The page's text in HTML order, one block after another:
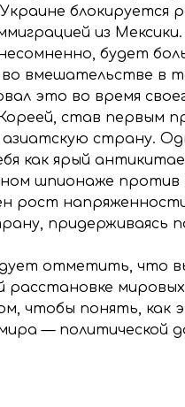
блокируется
из
будет
вмешательстве в
это во время
став первым
азиатскую страну.
как ярый
шпионаже против
рост
придерживаясь
отметить, что
расстановке
чтобы понять, как
— политической